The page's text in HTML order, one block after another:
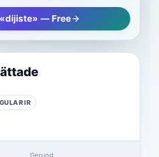
— Free
IR
Gerund